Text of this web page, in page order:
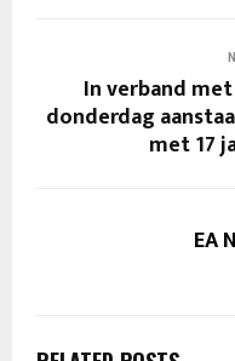
In verband
donderdag
met 17
EA